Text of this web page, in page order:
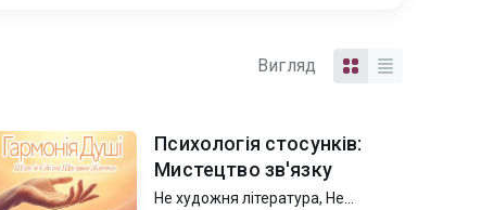
Вигляд
Психологія стосунків:
Мистецтво зв'язку
Не художня література, Не